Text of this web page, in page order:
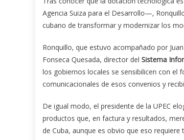
Agencia Suiza para el Desarrollo—,
cubano de transformar y modernizar los
Ronquillo, que estuvo acompañado por
Fonseca Quesada, director del Sistema
los gobiernos locales se sensibilicen con el
comunicacionales de esos convenios y
De igual modo, el presidente de la UPEC
productos que, en factura y resultados,
de Cuba, aunque es obvio que eso requiere